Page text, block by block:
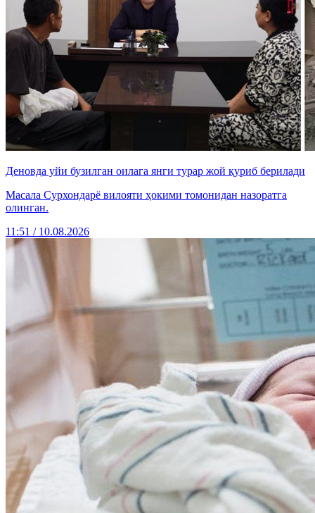
Деновда уйи бузилган оилага янги турар жой қуриб берилади
Масала Сурхондарё вилояти ҳокими томонидан назоратга
олинган.
11:51 / 10.08.2026